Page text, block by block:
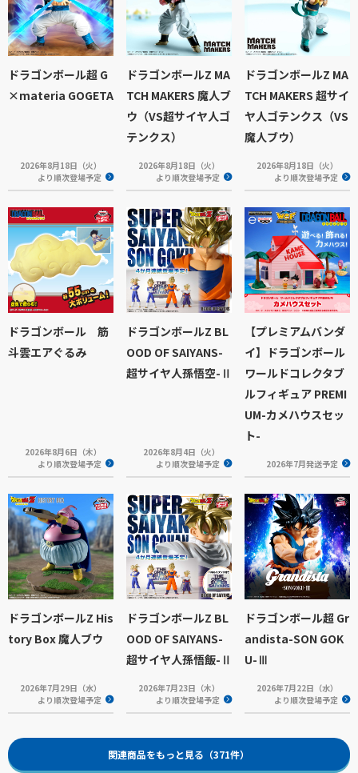
ドラゴンボール超 G
×materia GOGETA
2026年8月18日（火）
より順次登場予定
ドラゴンボールZ MA
TCH MAKERS 魔人ブ
ウ（VS超サイヤ人ゴ
テンクス）
2026年8月18日（火）
より順次登場予定
ドラゴンボールZ MA
TCH MAKERS 超サイ
ヤ人ゴテンクス（VS
魔人ブウ）
2026年8月18日（火）
より順次登場予定
ドラゴンボール 筋
斗雲エアぐるみ
2026年8月6日（木）
より順次登場予定
ドラゴンボールZ BL
OOD OF SAIYANS-
超サイヤ人孫悟空-Ⅱ
2026年8月4日（火）
より順次登場予定
【プレミアムバンダ
イ】ドラゴンボール
ワールドコレクタブ
ルフィギュア PREMI
UM-カメハウスセッ
ト-
2026年7月発送予定
ドラゴンボールZ His
tory Box 魔人ブウ
2026年7月29日（水）
より順次登場予定
ドラゴンボールZ BL
OOD OF SAIYANS-
超サイヤ人孫悟飯-Ⅱ
2026年7月23日（木）
より順次登場予定
ドラゴンボール超 Gr
andista-SON GOK
U-Ⅲ
2026年7月22日（水）
より順次登場予定
関連商品をもっと見る（371件）